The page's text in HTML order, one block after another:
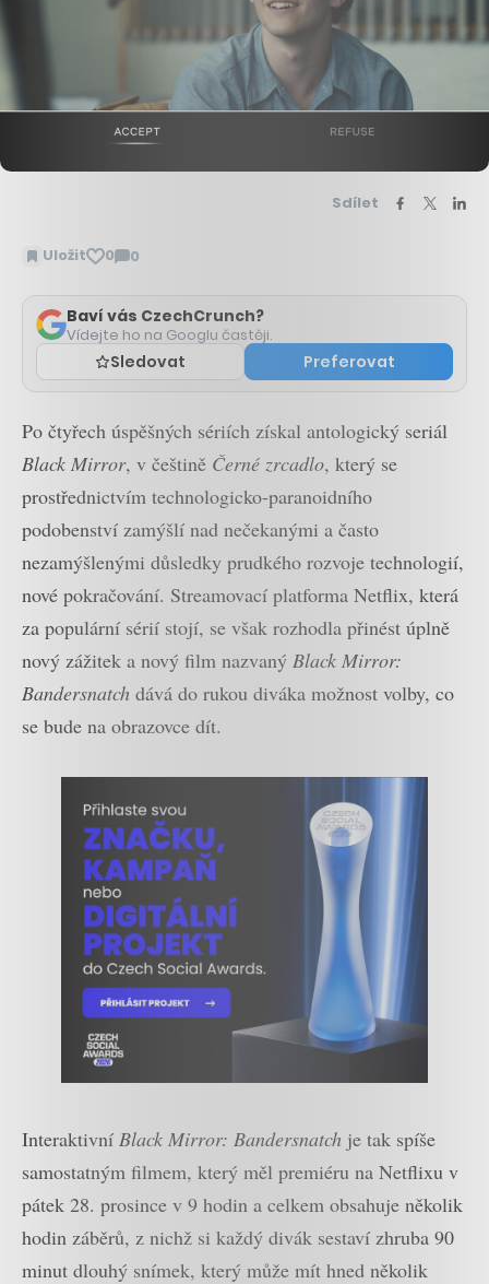
Sdílet
Uložit 0 0
Zobrazit
Baví vás CzechCrunch?
Vídejte ho na Googlu častěji.
Sledovat Preferovat
Po čtyřech úspěšných sériích získal antologický seriál
Black Mirror, v češtině Černé zrcadlo, který se
prostřednictvím technologicko-paranoidního
podobenství zamýšlí nad nečekanými a často
nezamýšlenými důsledky prudkého rozvoje technologií,
nové pokračování. Streamovací platforma Netflix, která
za populární sérií stojí, se však rozhodla přinést úplně
nový zážitek a nový film nazvaný Black Mirror:
Bandersnatch dává do rukou diváka možnost volby, co
se bude na obrazovce dít.
Interaktivní Black Mirror: Bandersnatch je tak spíše
samostatným filmem, který měl premiéru na Netflixu v
pátek 28. prosince v 9 hodin a celkem obsahuje několik
hodin záběrů, z nichž si každý divák sestaví zhruba 90
minut dlouhý snímek, který může mít hned několik